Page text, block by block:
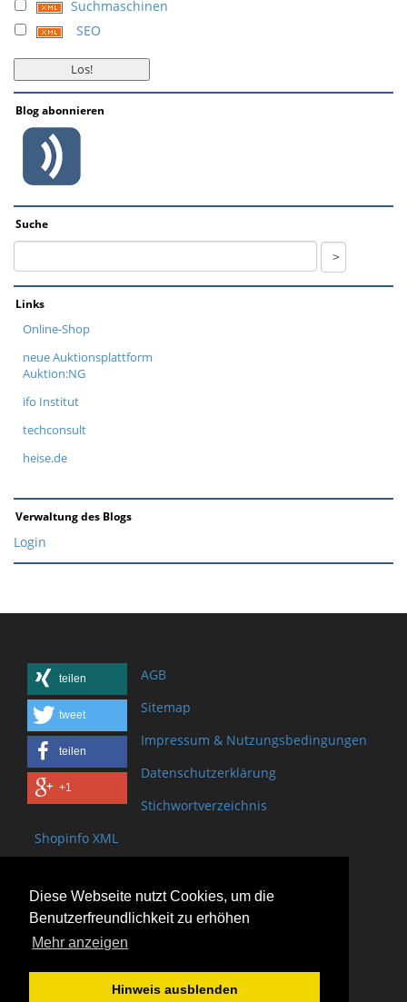
Diese Webseite nutzt Cookies, um die
Benutzerfreundlichkeit zu erhöhen
Mehr anzeigen
Hinweis ausblenden
Suchmaschinen
SEO
Blog abonnieren
Suche
Links
Online-Shop
neue Auktionsplattform
Auktion:NG
ifo Institut
techconsult
heise.de
Verwaltung des Blogs
Login
teilen
tweet
teilen
+1
AGB
Sitemap
Impressum & Nutzungsbedingungen
Datenschutzerklärung
Stichwortverzeichnis
Shopinfo XML
Bischof-Brand Straße 2
61440 Oberursel
(+49) 6171 - 98 11 80
(+49) 6171 - 98 28 10